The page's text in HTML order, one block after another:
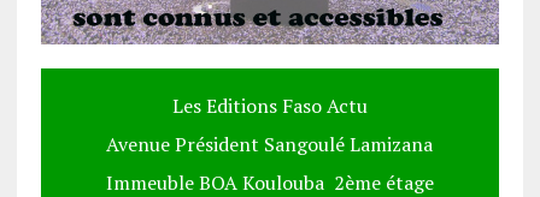
Les Editions Faso Actu
Avenue Président Sangoulé Lamizana
Immeuble BOA Koulouba 2ème étage